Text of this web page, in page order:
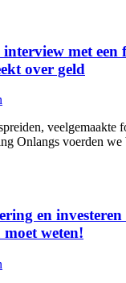
met een
over geld
veelgemaakte
Onlangs voerden
en
weten!